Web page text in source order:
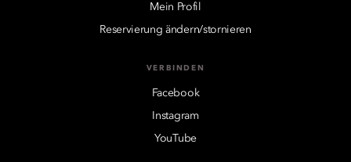
Mein Profil
Reservierung ändern/stornieren
VERBINDEN
Facebook
Instagram
YouTube